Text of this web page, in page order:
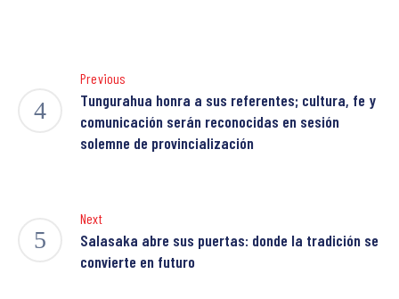
Previous
Tungurahua honra a sus referentes; cultura, fe y
comunicación serán reconocidas en sesión
solemne de provincialización
Next
Salasaka abre sus puertas: donde la tradición se
convierte en futuro